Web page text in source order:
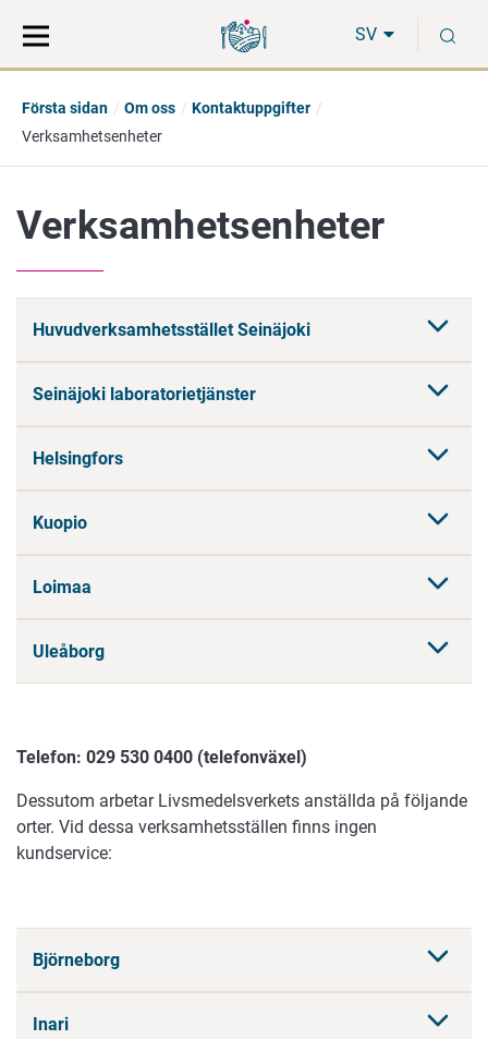
direkt
till
på
hela
SV
Första sidan Om oss
Kontaktuppgifter
Verksamhetsenheter
Verksamhetsenheter
Huvudverksamhetsstället Seinäjoki
Seinäjoki laboratorietjänster
Helsingfors
Kuopio
Loimaa
Uleåborg
Telefon: 029 530 0400 (telefonväxel)
Dessutom arbetar Livsmedelsverkets anställda på följande
orter. Vid dessa verksamhetsställen finns ingen
kundservice:
Björneborg
Inari